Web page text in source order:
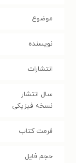
موضوع
نویسنده
انتشارات
سال انتشار
نسخه فیزیکی
فرمت کتاب
حجم فایل